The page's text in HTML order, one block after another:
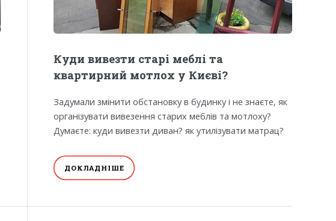
Куди вивезти старі меблі та
квартирний мотлох у Києві?
Задумали змінити обстановку в будинку і не знаєте, як
організувати вивезення старих меблів та мотлоху?
Думаєте: куди вивезти диван? як утилізувати матрац?
ДОКЛАДНІШЕ